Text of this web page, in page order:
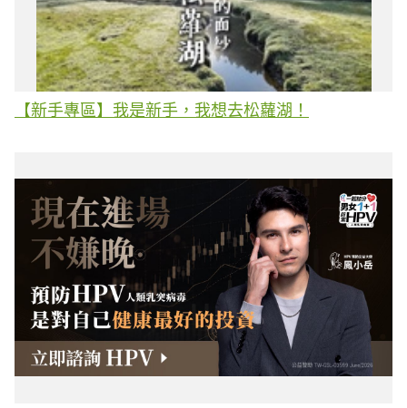
【新手專區】我是新手，我想去松蘿湖！